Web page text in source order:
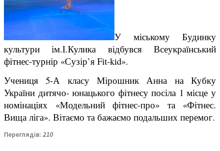
У міському Будинку
культури ім.І.Кулика відбувся Всеукраїнський
фітнес-турнір «Сузір’я Fit-kid».
Учениця 5-А класу Мірошник Анна на Кубку
України дитячо- юнацького фітнесу посіла 1 місце у
номінаціях «Модельний фітнес-про» та «Фітнес.
Вища ліга». Вітаємо та бажаємо подальших перемог.
Переглядів: 210